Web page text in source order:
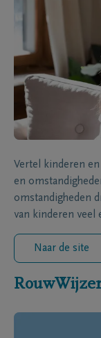
Vertel kinderen
en
omstandigheden
van kinderen veel
Naar de site